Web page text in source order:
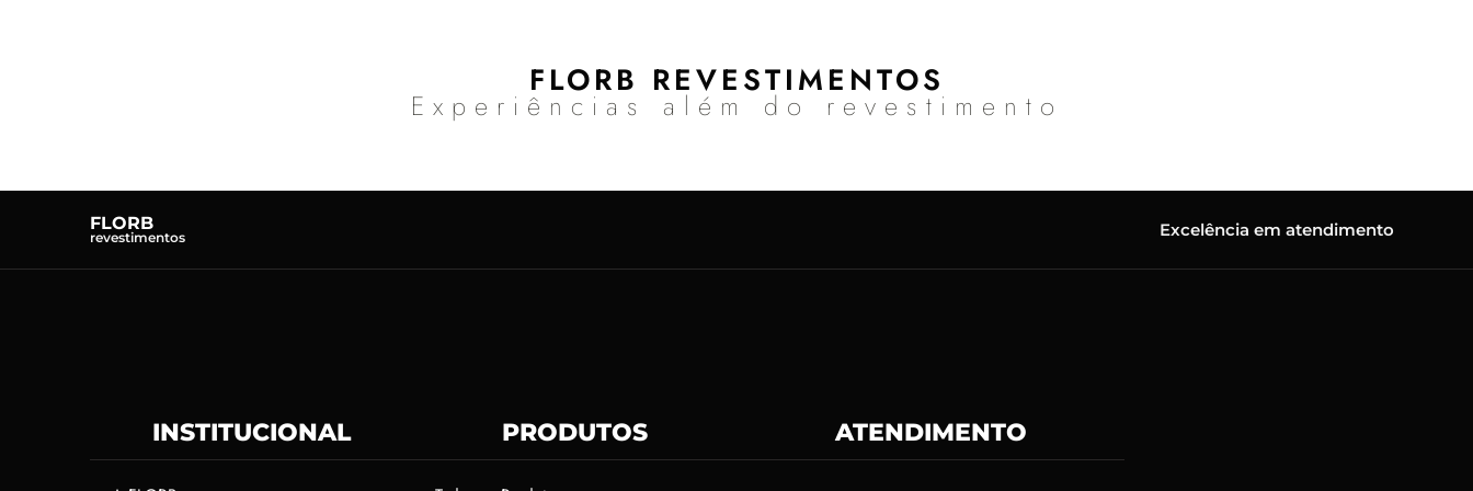
FLORB REVESTIMENTOS
Experiências além do revestimento
FLORB
revestimentos Excelência em atendimento
INSTITUCIONAL PRODUTOS ATENDIMENTO